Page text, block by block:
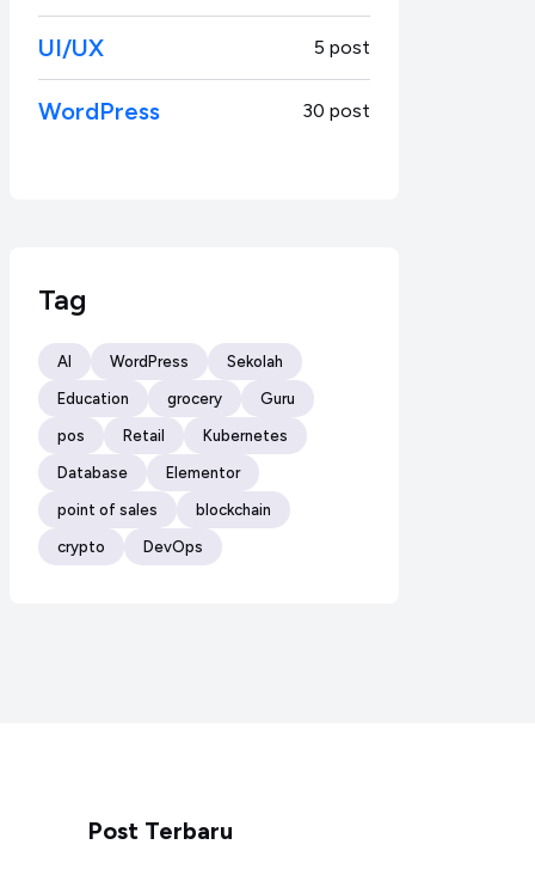
UI/UX 5 post
WordPress 30 post
Tag
AI WordPress Sekolah
Education grocery Guru
pos Retail Kubernetes
Database Elementor
point of sales blockchain
crypto DevOps
Post Terbaru